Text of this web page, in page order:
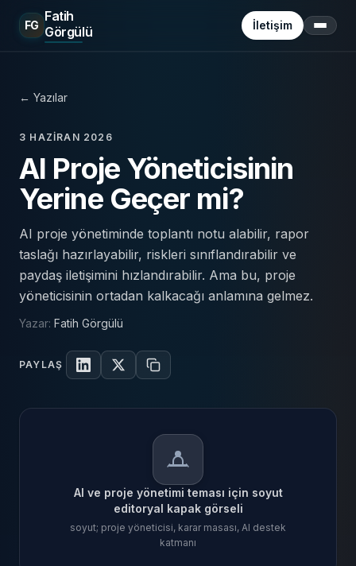
FG
Fatih
Görgülü
İletişim Menü
← Yazılar
3 HAZIRAN 2026
AI Proje Yöneticisinin
Yerine Geçer mi?
AI proje yönetiminde toplantı notu alabilir, rapor
taslağı hazırlayabilir, riskleri sınıflandırabilir ve
paydaş iletişimini hızlandırabilir. Ama bu, proje
yöneticisinin ortadan kalkacağı anlamına gelmez.
Yazar: Fatih Görgülü
PAYLAŞ LinkedIn'de paylaş
X'te paylaşLinki kopyala
AI ve proje yönetimi teması için soyut
editoryal kapak görseli
soyut; proje yöneticisi, karar masası, AI destek
katmanı